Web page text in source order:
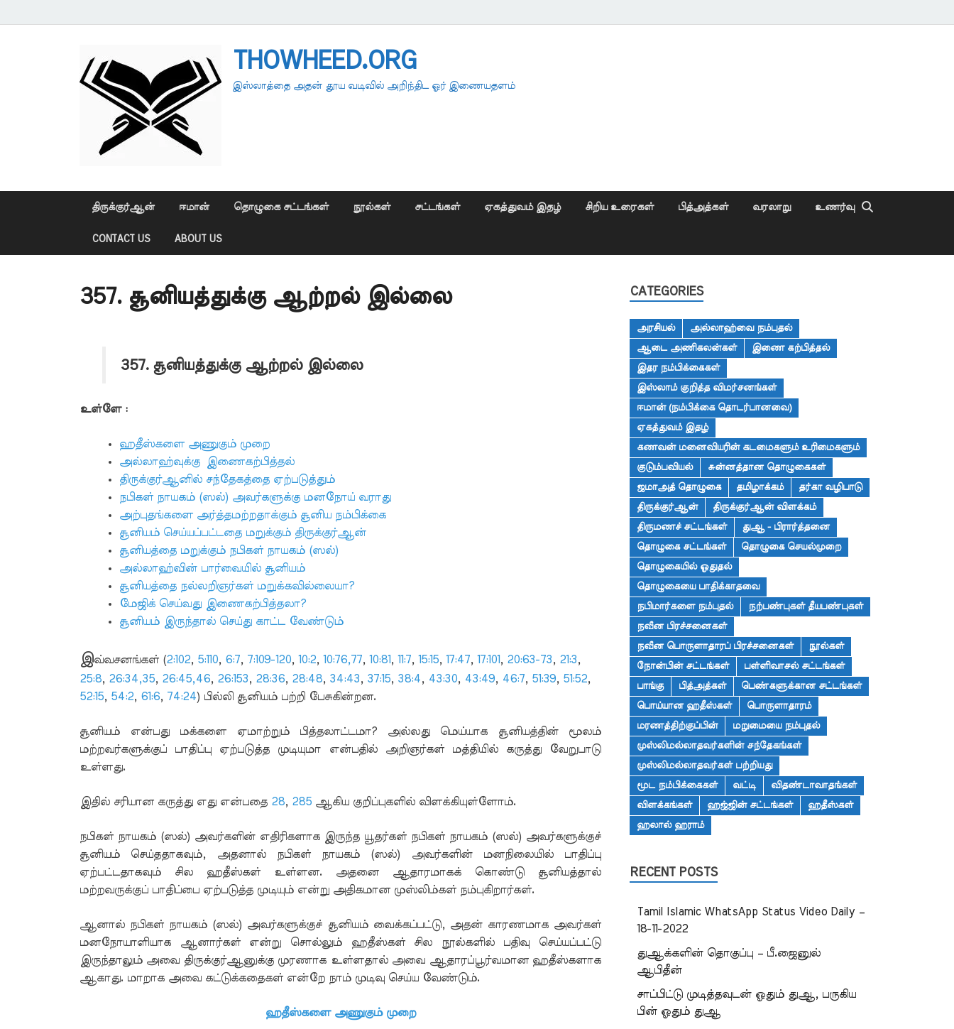
THOWHEED.ORG
இஸ்லாத்தை அதன் தூய வடிவில் அறிந்திட ஓர் இணையதளம்
திருக்குர்ஆன் ஈமான் தொழுகை சட்டங்கள் நூல்கள் சட்டங்கள் ஏகத்துவம் இதழ் சிறிய உரைகள் பித்அத்கள் வரலாறு உணர்வு
CONTACT US ABOUT US
357. சூனியத்துக்கு ஆற்றல் இல்லை
357. சூனியத்துக்கு ஆற்றல் இல்லை
உள்ளே :
ஹதீஸ்களை அணுகும் முறை
அல்லாஹ்வுக்கு இணைகற்பித்தல்
திருக்குர்ஆனில் சந்தேகத்தை ஏற்படுத்தும்
நபிகள் நாயகம் (ஸல்) அவர்களுக்கு மனநோய் வராது
அற்புதங்களை அர்த்தமற்றதாக்கும் சூனிய நம்பிக்கை
சூனியம் செய்யப்பட்டதை மறுக்கும் திருக்குர்ஆன்
சூனியத்தை மறுக்கும் நபிகள் நாயகம் (ஸல்)
அல்லாஹ்வின் பார்வையில் சூனியம்
சூனியத்தை நல்லறிஞர்கள் மறுக்கவில்லையா?
மேஜிக் செய்வது இணைகற்பித்தலா?
சூனியம் இருந்தால் செய்து காட்ட வேண்டும்
இவ்வசனங்கள் (2:102, 5:110, 6:7, 7:109-120, 10:2, 10:76,77, 10:81, 11:7, 15:15, 17:47, 17:101, 20:63-73, 21:3,
25:8, 26:34,35, 26:45,46, 26:153, 28:36, 28:48, 34:43, 37:15, 38:4, 43:30, 43:49, 46:7, 51:39, 51:52,
52:15, 54:2, 61:6, 74:24) பில்லி சூனியம் பற்றி பேசுகின்றன.
சூனியம் என்பது மக்களை ஏமாற்றும் பித்தலாட்டமா? அல்லது மெய்யாக சூனியத்தின் மூலம்
மற்றவர்களுக்குப் பாதிப்பு ஏற்படுத்த முடியுமா என்பதில் அறிஞர்கள் மத்தியில் கருத்து வேறுபாடு
உள்ளது.
இதில் சரியான கருத்து எது என்பதை 28, 285 ஆகிய குறிப்புகளில் விளக்கியுள்ளோம்.
நபிகள் நாயகம் (ஸல்) அவர்களின் எதிரிகளாக இருந்த யூதர்கள் நபிகள் நாயகம் (ஸல்) அவர்களுக்குச்
சூனியம் செய்ததாகவும், அதனால் நபிகள் நாயகம் (ஸல்) அவர்களின் மனநிலையில் பாதிப்பு
ஏற்பட்டதாகவும் சில ஹதீஸ்கள் உள்ளன. அதனை ஆதாரமாகக் கொண்டு சூனியத்தால்
மற்றவருக்குப் பாதிப்பை ஏற்படுத்த முடியும் என்று அதிகமான முஸ்லிம்கள் நம்புகிறார்கள்.
ஆனால் நபிகள் நாயகம் (ஸல்) அவர்களுக்குச் சூனியம் வைக்கப்பட்டு, அதன் காரணமாக அவர்கள்
மனநோயாளியாக ஆனார்கள் என்று சொல்லும் ஹதீஸ்கள் சில நூல்களில் பதிவு செய்யப்பட்டு
இருந்தாலும் அவை திருக்குர்ஆனுக்கு முரணாக உள்ளதால் அவை ஆதாரப்பூர்வமான ஹதீஸ்களாக
ஆகாது. மாறாக அவை கட்டுக்கதைகள் என்றே நாம் முடிவு செய்ய வேண்டும்.
ஹதீஸ்களை அணுகும் முறை
CATEGORIES
அரசியல்
அல்லாஹ்வை நம்புதல்
ஆடை அணிகலன்கள்
இணை கற்பித்தல்
இதர நம்பிக்கைகள்
இஸ்லாம் குறித்த விமர்சனங்கள்
ஈமான் (நம்பிக்கை தொடர்பானவை)
ஏகத்துவம் இதழ்
கணவன் மனைவியரின் கடமைகளும் உரிமைகளும்
குடும்பவியல்
சுன்னத்தான தொழுகைகள்
ஜமாஅத் தொழுகை
தமிழாக்கம்
தர்கா வழிபாடு
திருக்குர்ஆன்
திருக்குர்ஆன் விளக்கம்
திருமணச் சட்டங்கள்
துஆ - பிரார்த்தனை
தொழுகை சட்டங்கள்
தொழுகை செயல்முறை
தொழுகையில் ஓதுதல்
தொழுகையை பாதிக்காதவை
நபிமார்களை நம்புதல்
நற்பண்புகள் தீயபண்புகள்
நவீன பிரச்சனைகள்
நவீன பொருளாதாரப் பிரச்சனைகள்
நூல்கள்
நோன்பின் சட்டங்கள்
பள்ளிவாசல் சட்டங்கள்
பாங்கு
பித்அத்கள்
பெண்களுக்கான சட்டங்கள்
பொய்யான ஹதீஸ்கள்
பொருளாதாரம்
மரணத்திற்குப்பின்
மறுமையை நம்புதல்
முஸ்லிமல்லாதவர்களின் சந்தேகங்கள்
முஸ்லிமல்லாதவர்கள் பற்றியது
மூட நம்பிக்கைகள்
வட்டி
விதண்டாவாதங்கள்
விளக்கங்கள்
ஹஜ்ஜின் சட்டங்கள்
ஹதீஸ்கள்
ஹலால் ஹராம்
RECENT POSTS
Tamil Islamic WhatsApp Status Video Daily –
18-11-2022
துஆக்களின் தொகுப்பு – பீ.ஜைனுல்
ஆபிதீன்
சாப்பிட்டு முடித்தவுடன் ஓதும் துஆ, பருகிய
பின் ஓதும் துஆ